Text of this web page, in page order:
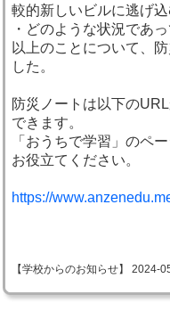
較的新しいビルに逃げ
・どのような状況であ
以上のことについて、
した。
防災ノートは以下の
できます。
「おうちで学習」のペ
お役立てください。
https://
【学校からのお知らせ】 2024-